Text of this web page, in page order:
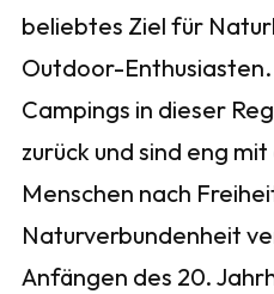
beliebtes Ziel für
Outdoor-
Campings in dieser
zurück und sind eng
Menschen nach
Naturverbundenheit
Anfängen des 20.